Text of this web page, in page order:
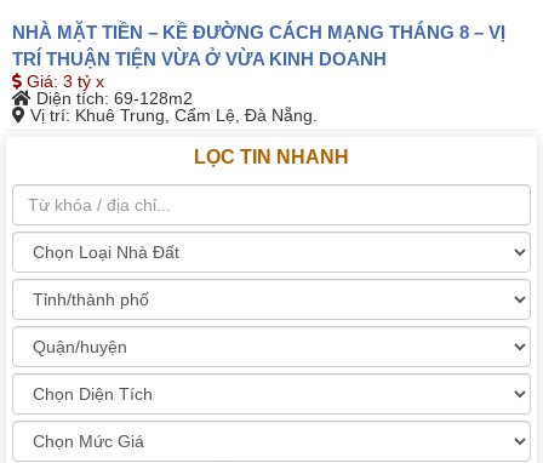
NHÀ MẶT TIỀN – KỀ ĐƯỜNG CÁCH MẠNG THÁNG 8 – VỊ
TRÍ THUẬN TIỆN VỪA Ở VỪA KINH DOANH
Giá: 3 tỷ x
Diện tích: 69-128m2
Vị trí: Khuê Trung, Cẩm Lệ, Đà Nẵng.
LỌC TIN NHANH